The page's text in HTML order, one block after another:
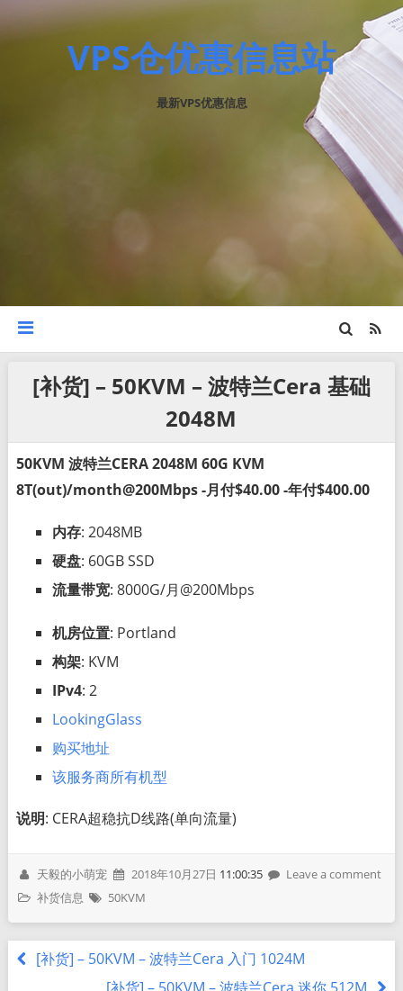
VPS仓优惠信息站
最新VPS优惠信息
[补货] – 50KVM – 波特兰Cera 基础
2048M
50KVM 波特兰CERA 2048M 60G KVM
8T(out)/month@200Mbps -月付$40.00 -年付$400.00
内存: 2048MB
硬盘: 60GB SSD
流量带宽: 8000G/月@200Mbps
机房位置: Portland
构架: KVM
IPv4: 2
LookingGlass
购买地址
该服务商所有机型
说明: CERA超稳抗D线路(单向流量)
天毅的小萌宠 2018年10月27日 11:00:35
Leave a comment
补货信息
50KVM
[补货] – 50KVM – 波特兰Cera 入门 1024M